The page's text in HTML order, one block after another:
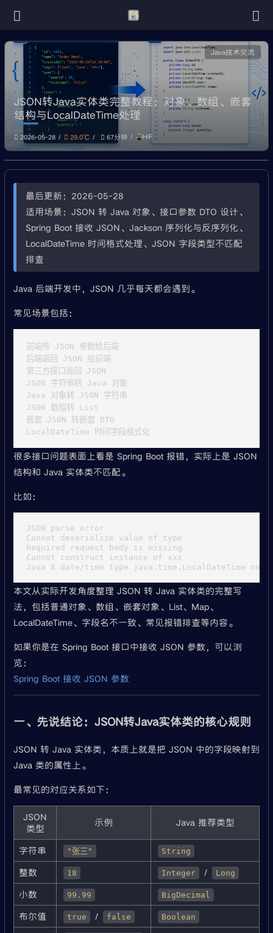
Java技术交流
JSON转Java实体类完整教程：对象、数组、嵌套
结构与LocalDateTime处理
2026-05-28 29.0℃ 67分钟 HiF
最后更新：2026-05-28
适用场景：JSON 转 Java 对象、接口参数 DTO 设计、
Spring Boot 接收 JSON、Jackson 序列化与反序列化、
LocalDateTime 时间格式处理、JSON 字段类型不匹配
排查
Java 后端开发中，JSON 几乎每天都会遇到。
常见场景包括：
前端传 JSON 参数给后端
后端返回 JSON 给前端
第三方接口返回 JSON
JSON 字符串转 Java 对象
Java 对象转 JSON 字符串
JSON 数组转 List
嵌套 JSON 转嵌套 DTO
很多接口问题表面上看是 Spring Boot 报错，实际上是 JSON
结构和 Java 实体类不匹配。
比如：
JSON parse error
Cannot deserialize value of type
Required request body is missing
Cannot construct instance of xxx
本文从实际开发角度整理 JSON 转 Java 实体类的完整写
法，包括普通对象、数组、嵌套对象、List、Map、
LocalDateTime、字段名不一致、常见报错排查等内容。
如果你是在 Spring Boot 接口中接收 JSON 参数，可以浏
览：
Spring Boot 接收 JSON 参数
一、先说结论：JSON转Java实体类的核心规则
JSON 转 Java 实体类，本质上就是把 JSON 中的字段映射到
Java 类的属性上。
最常见的对应关系如下：
JSON
类型
示例 Java 推荐类型
字符串 "张三" String
整数 18 Integer / Long
小数 99.99 BigDecimal
布尔值 true / false Boolean